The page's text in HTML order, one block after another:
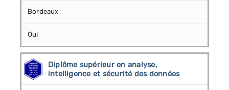
Bordeaux
Oui
Diplôme supérieur en analyse,
intelligence et sécurité des données